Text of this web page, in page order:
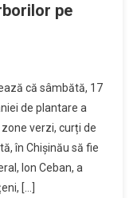
pe
că sâmbătă, 17
de plantare a
verzi, curți de
în Chișinău să fie
Ion Ceban, a
[…]